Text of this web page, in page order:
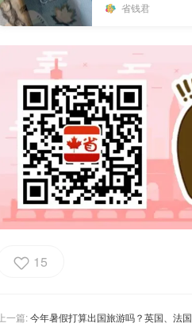
省钱君
15
上一篇:今年暑假打算出国旅游吗？英国、法国、日本和古巴等国家向未接种疫苗的加拿大游客敞开大门！